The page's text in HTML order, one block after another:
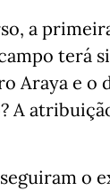
a
terá
Araya e
A
seguiram o